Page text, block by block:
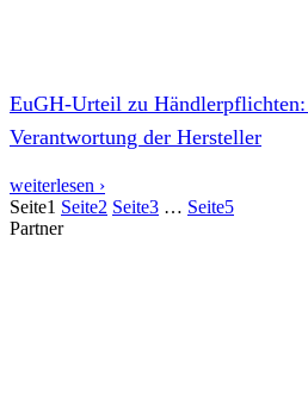
EuGH-Urteil zu
Verantwortung der Hersteller
weiterlesen ›
Seite1 Seite2 Seite3 … Seite5
Partner